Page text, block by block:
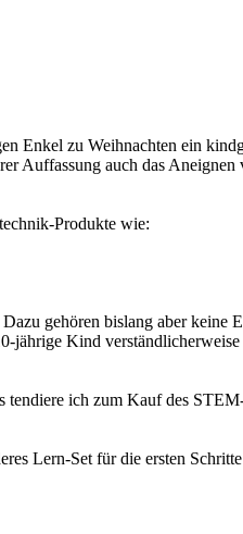
Enkel zu Weihnachten ein
Auffassung auch das
Produkte wie:
gehören bislang aber
jährige Kind
ich zum Kauf des
Lern-Set für die ersten